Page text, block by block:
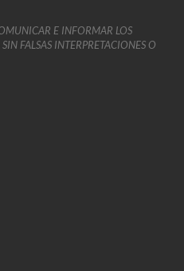
E INFORMAR LOS
FALSAS INTERPRETACIONES O